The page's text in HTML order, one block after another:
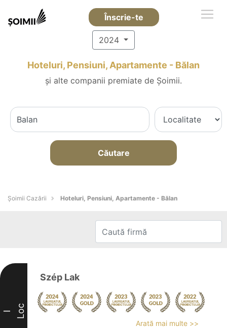
Înscrie-te
2024
Hoteluri, Pensiuni, Apartamente - Bălan
și alte companii premiate de Șoimii.
Căutare
Șoimii Cazării Hoteluri, Pensiuni, Apartamente - Bălan
I Loc
Szép Lak
Arată mai multe >>